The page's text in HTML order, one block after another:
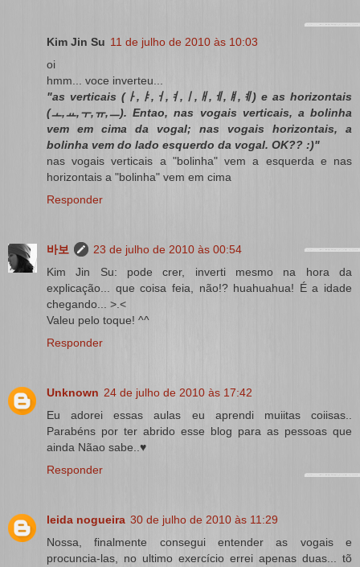
Kim Jin Su 11 de julho de 2010 às 10:03
oi
hmm... voce inverteu...
"as verticais (ㅏ,ㅑ,ㅓ,ㅕ,ㅣ,ㅐ,ㅔ,ㅒ,ㅖ) e as horizontais
(ㅗ,ㅛ,ㅜ,ㅠ,ㅡ). Entao, nas vogais verticais, a bolinha
vem em cima da vogal; nas vogais horizontais, a
bolinha vem do lado esquerdo da vogal. OK?? :)"
nas vogais verticais a "bolinha" vem a esquerda e nas
horizontais a "bolinha" vem em cima
Responder
바보
23 de julho de 2010 às 00:54
Kim Jin Su: pode crer, inverti mesmo na hora da
explicação... que coisa feia, não!? huahuahua! É a idade
chegando... >.<
Valeu pelo toque! ^^
Responder
Unknown 24 de julho de 2010 às 17:42
Eu adorei essas aulas eu aprendi muiitas coiisas..
Parabéns por ter abrido esse blog para as pessoas que
ainda Nãao sabe..♥
Responder
leida nogueira 30 de julho de 2010 às 11:29
Nossa, finalmente consegui entender as vogais e
procuncia-las, no ultimo exercício errei apenas duas... tõ